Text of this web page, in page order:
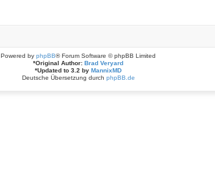
Powered by phpBB® Forum Software © phpBB Limited
*Original Author: Brad Veryard
*Updated to 3.2 by MannixMD
Deutsche Übersetzung durch phpBB.de